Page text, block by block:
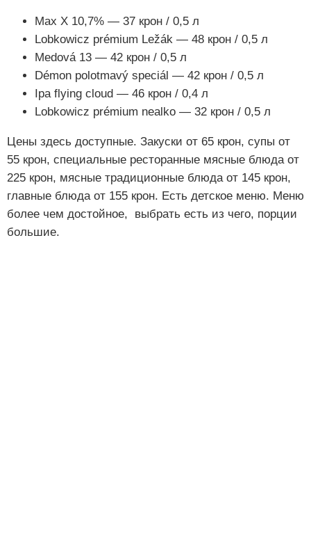
Max X 10,7% — 37 крон / 0,5 л
Lobkowicz prémium Ležák — 48 крон / 0,5 л
Medová 13 — 42 крон / 0,5 л
Démon polotmavý speciál — 42 крон / 0,5 л
Ipa flying cloud — 46 крон / 0,4 л
Lobkowicz prémium nealko — 32 крон / 0,5 л
Цены здесь доступные. Закуски от 65 крон, супы от
55 крон, специальные ресторанные мясные блюда от
225 крон, мясные традиционные блюда от 145 крон,
главные блюда от 155 крон. Есть детское меню. Меню
более чем достойное, выбрать есть из чего, порции
большие.